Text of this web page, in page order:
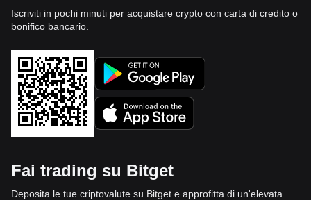
Iscriviti in pochi minuti per acquistare crypto con carta di credito o
bonifico bancario.
Fai trading su Bitget
Deposita le tue criptovalute su Bitget e approfitta di un'elevata